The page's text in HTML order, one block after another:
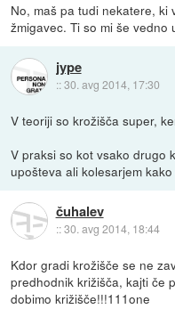
No, maš pa tudi nekatere, ki
žmigavec. Ti so mi še vedno
jype
::30. avg 2014, 17:30
V teoriji so krožišča super,
V praksi so kot vsako drugo
upošteva ali kolesarjem
čuhalev
::30. avg 2014, 18:44
Kdor gradi krožišče se ne
predhodnik križišča, kajti če
dobimo križišče!!!111one